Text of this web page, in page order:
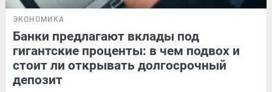
ЭКОНОМИКА
Банки предлагают вклады под
гигантские проценты: в чем подвох и
стоит ли открывать долгосрочный
депозит